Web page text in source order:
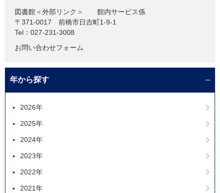
図書館＜外部リンク＞
館内サービス係
〒371-0017
前橋市日吉町1-9-1
Tel：027-231-3008
お問い合わせフォーム
年から探す
2026年
2025年
2024年
2023年
2022年
2021年